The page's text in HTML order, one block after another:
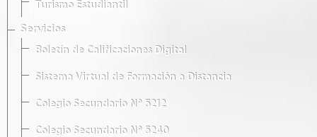
Turismo Estudiantil
Servicios
Boletín de Calificaciones Digital
Sistema Virtual de Formación a Distancia
Colegio Secundario Nº 5212
Colegio Secundario Nº 5240